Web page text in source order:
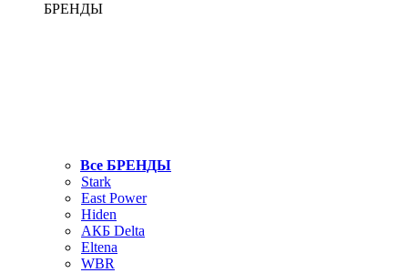
БРЕНДЫ
Все БРЕНДЫ
Stark
East Power
Hiden
АКБ Delta
Eltena
WBR